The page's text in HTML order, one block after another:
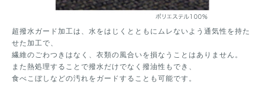
超撥水ガード加工は、水をはじくとともにムレないよう通気性を持た
せた加工で、
繊維のごわつきはなく、衣類の風合いを損なうことはありません。
また熱処理することで撥水だけでなく撥油性もでき、
食べこぼしなどの汚れをガードすることも可能です。